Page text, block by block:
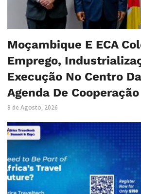
Moçambique E ECA
Emprego,
Execução No Centro
Agenda De Cooperação
8 de Agosto, 2026